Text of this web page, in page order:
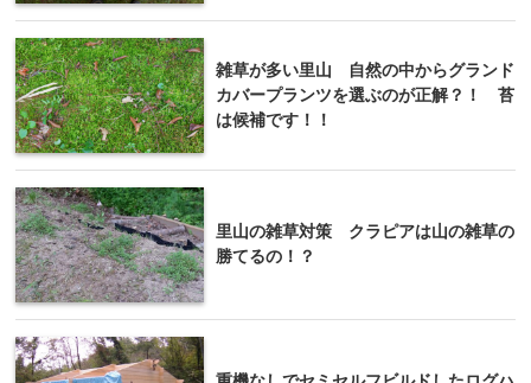
雑草が多い里山 自然の中からグランド
カバープランツを選ぶのが正解？！ 苔
は候補です！！
里山の雑草対策 クラピアは山の雑草の
勝てるの！？